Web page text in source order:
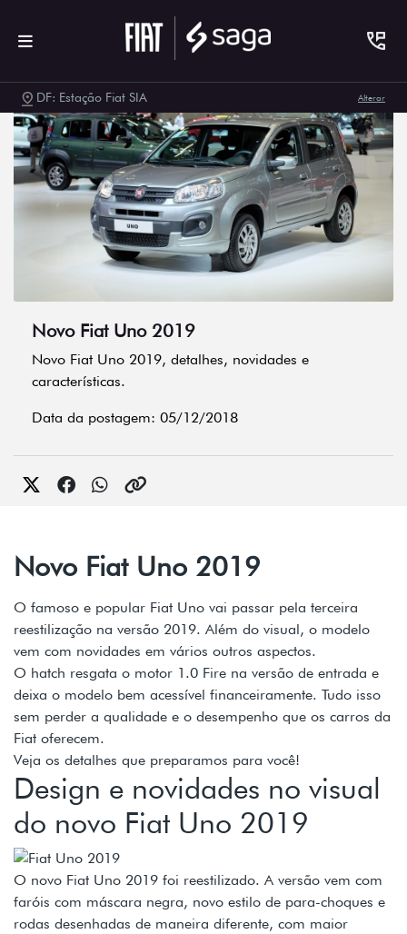
DF: Estação Fiat SIA Alterar
Novo Fiat Uno 2019
Novo Fiat Uno 2019, detalhes, novidades e
características.
Data da postagem: 05/12/2018
Novo Fiat Uno 2019
O famoso e popular Fiat Uno vai passar pela terceira
reestilização na versão 2019. Além do visual, o modelo
vem com novidades em vários outros aspectos.
O hatch resgata o motor 1.0 Fire na versão de entrada e
deixa o modelo bem acessível financeiramente. Tudo isso
sem perder a qualidade e o desempenho que os carros da
Fiat oferecem.
Veja os detalhes que preparamos para você!
Design e novidades no visual
do novo Fiat Uno 2019
O novo Fiat Uno 2019 foi reestilizado. A versão vem com
faróis com máscara negra, novo estilo de para-choques e
rodas desenhadas de maneira diferente, com maior